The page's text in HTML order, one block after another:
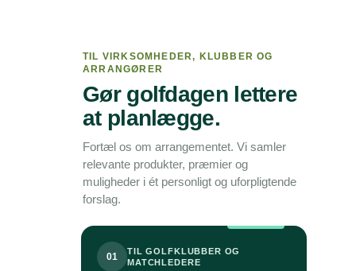
TIL VIRKSOMHEDER, KLUBBER OG
ARRANGØRER
Gør golfdagen lettere
at planlægge.
Fortæl os om arrangementet. Vi samler
relevante produkter, præmier og
muligheder i ét personligt og uforpligtende
forslag.
01
TIL GOLFKLUBBER OG
MATCHLEDERE